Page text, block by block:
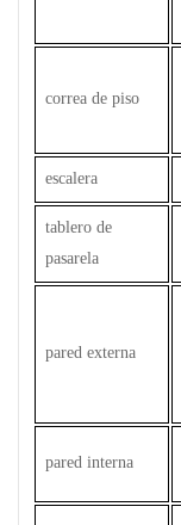
correa de piso
escalera
tablero de
pasarela
pared externa
pared interna